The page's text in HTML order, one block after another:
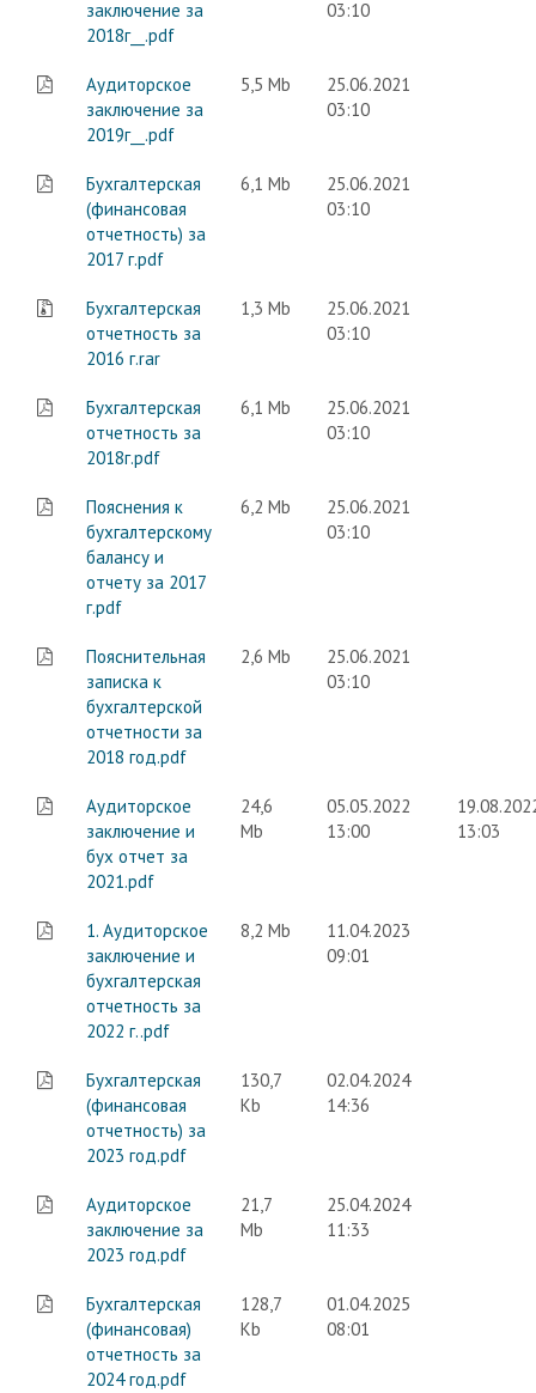
заключение за
2018г__.pdf
03:10
Аудиторское
заключение за
2019г__.pdf
5,5 Mb
25.06.2021
03:10
Бухгалтерская
(финансовая
отчетность) за
2017 г.pdf
6,1 Mb
25.06.2021
03:10
Бухгалтерская
отчетность за
2016 г.rar
1,3 Mb
25.06.2021
03:10
Бухгалтерская
отчетность за
2018г.pdf
6,1 Mb
25.06.2021
03:10
Пояснения к
бухгалтерскому
балансу и
отчету за 2017
г.pdf
6,2 Mb
25.06.2021
03:10
Пояснительная
записка к
бухгалтерской
отчетности за
2018 год.pdf
2,6 Mb
25.06.2021
03:10
Аудиторское
заключение и
бух отчет за
2021.pdf
24,6
Mb
05.05.2022
13:00
13:03
1. Аудиторское
заключение и
бухгалтерская
отчетность за
2022 г..pdf
8,2 Mb
11.04.2023
09:01
Бухгалтерская
(финансовая
отчетность) за
2023 год.pdf
130,7
Kb
02.04.2024
14:36
Аудиторское
заключение за
2023 год.pdf
21,7
Mb
25.04.2024
11:33
Бухгалтерская
(финансовая)
отчетность за
2024 год.pdf
128,7
Kb
01.04.2025
08:01